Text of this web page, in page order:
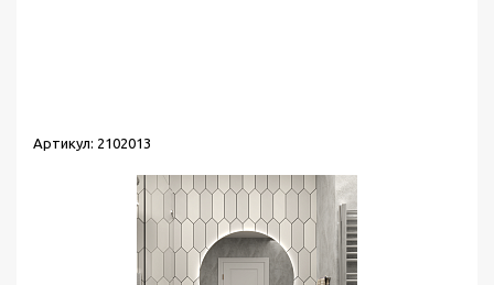
Артикул: 2102013